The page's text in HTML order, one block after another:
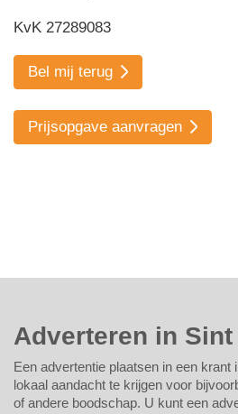
KvK 27289083
Bel mij terug
Prijsopgave aanvragen
Adverteren in Sint
Een advertentie plaatsen in een krant
lokaal aandacht te krijgen voor
of andere boodschap. U kunt een